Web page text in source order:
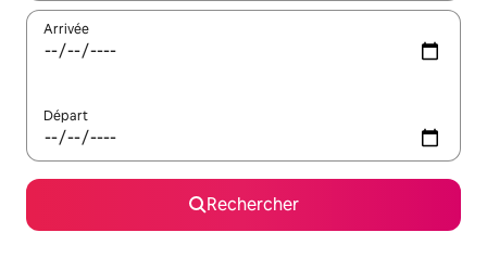
Arrivée
Départ
Rechercher